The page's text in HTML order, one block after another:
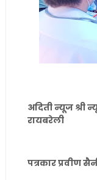
अदिती न्यूज
रायबरेली
पत्रकार प्रवीण